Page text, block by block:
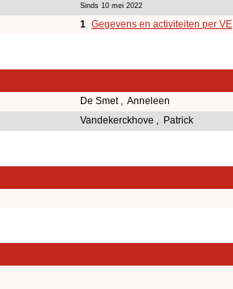
Sinds 10 mei 2022
1 Gegevens en activiteiten per VE
De Smet , Anneleen
Vandekerckhove , Patrick